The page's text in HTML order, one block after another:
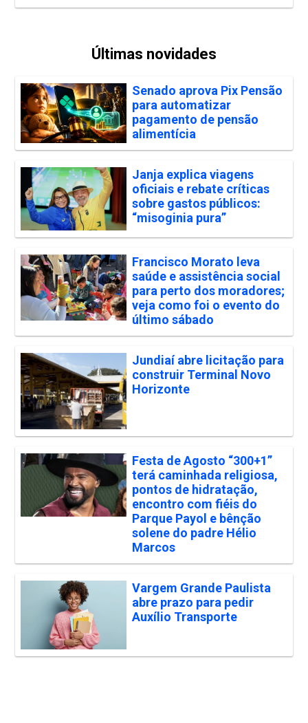
Últimas novidades
Senado aprova Pix Pensão
para automatizar
pagamento de pensão
alimentícia
Janja explica viagens
oficiais e rebate críticas
sobre gastos públicos:
“misoginia pura”
Francisco Morato leva
saúde e assistência social
para perto dos moradores;
veja como foi o evento do
último sábado
Jundiaí abre licitação para
construir Terminal Novo
Horizonte
Festa de Agosto “300+1”
terá caminhada religiosa,
pontos de hidratação,
encontro com fiéis do
Parque Payol e bênção
solene do padre Hélio
Marcos
Vargem Grande Paulista
abre prazo para pedir
Auxílio Transporte